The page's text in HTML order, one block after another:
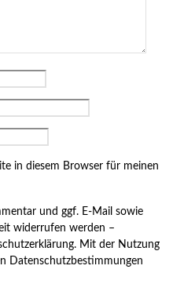
in diesem Browser für meinen
und ggf. E-Mail sowie
widerrufen werden –
Mit der Nutzung
Datenschutzbestimmungen